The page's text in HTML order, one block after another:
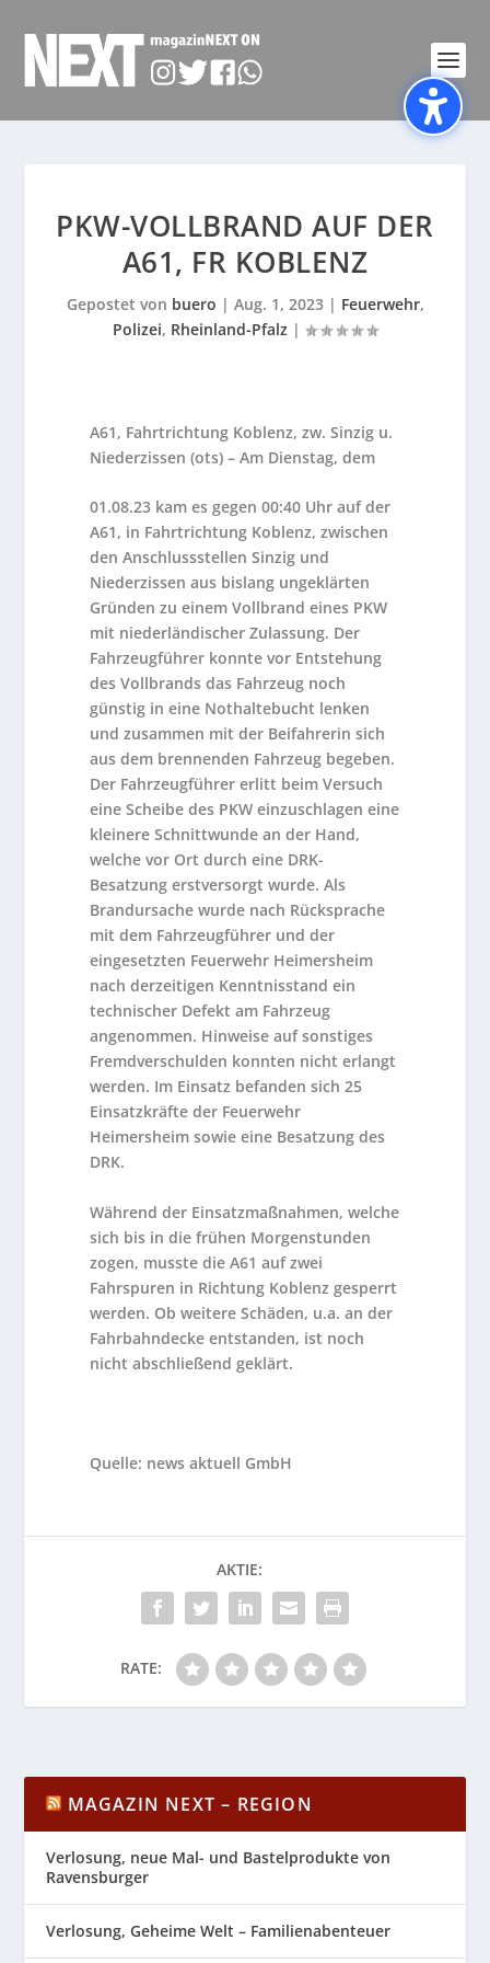
PKW-VOLLBRAND AUF DER
A61, FR KOBLENZ
Gepostet von buero | Aug. 1, 2023| Feuerwehr,
Polizei, Rheinland-Pfalz |
A61, Fahrtrichtung Koblenz, zw. Sinzig u.
Niederzissen (ots) – Am Dienstag, dem
01.08.23 kam es gegen 00:40 Uhr auf der
A61, in Fahrtrichtung Koblenz, zwischen
den Anschlussstellen Sinzig und
Niederzissen aus bislang ungeklärten
Gründen zu einem Vollbrand eines PKW
mit niederländischer Zulassung. Der
Fahrzeugführer konnte vor Entstehung
des Vollbrands das Fahrzeug noch
günstig in eine Nothaltebucht lenken
und zusammen mit der Beifahrerin sich
aus dem brennenden Fahrzeug begeben.
Der Fahrzeugführer erlitt beim Versuch
eine Scheibe des PKW einzuschlagen eine
kleinere Schnittwunde an der Hand,
welche vor Ort durch eine DRK-
Besatzung erstversorgt wurde. Als
Brandursache wurde nach Rücksprache
mit dem Fahrzeugführer und der
eingesetzten Feuerwehr Heimersheim
nach derzeitigen Kenntnisstand ein
technischer Defekt am Fahrzeug
angenommen. Hinweise auf sonstiges
Fremdverschulden konnten nicht erlangt
werden. Im Einsatz befanden sich 25
Einsatzkräfte der Feuerwehr
Heimersheim sowie eine Besatzung des
DRK.
Während der Einsatzmaßnahmen, welche
sich bis in die frühen Morgenstunden
zogen, musste die A61 auf zwei
Fahrspuren in Richtung Koblenz gesperrt
werden. Ob weitere Schäden, u.a. an der
Fahrbahndecke entstanden, ist noch
nicht abschließend geklärt.
Quelle: news aktuell GmbH
AKTIE:
RATE:
MAGAZIN NEXT – REGION
Verlosung, neue Mal- und Bastelprodukte von
Ravensburger
Verlosung, Geheime Welt – Familienabenteuer